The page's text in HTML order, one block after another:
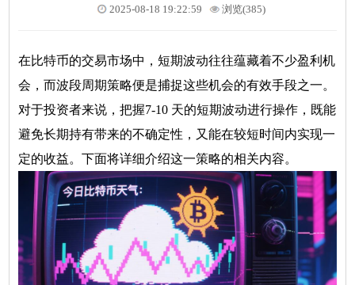
2025-08-18 19:22:59 浏览(385)
在比特币的交易市场中，短期波动往往蕴藏着不少盈利机
会，而波段周期策略便是捕捉这些机会的有效手段之一。
对于投资者来说，把握7-10 天的短期波动进行操作，既能
避免长期持有带来的不确定性，又能在较短时间内实现一
定的收益。下面将详细介绍这一策略的相关内容。